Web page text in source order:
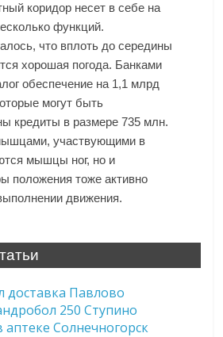
коридор несет в себе на
функций.
что вплоть до середины
хорошая погода. Банками
обеспечение на 1,1 млрд
могут быть
кредиты в размере 735 млн.
участвующими в
мышцы ног, но и
положения тоже активно
движения.
доставка Павлово
250 Ступино
аптеке Солнечногорск